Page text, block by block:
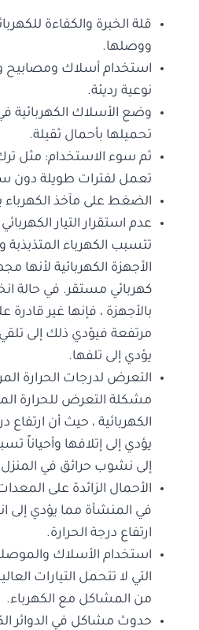
قلة الخبرة والكفاءة
ووصلها.
استخدام أسلاك ومصابيح
نوعية رديئة.
وضع الأسلاك الكهربائية
تحميلها بأحمال ثقيلة.
ثم سوء الاستخدام: مثل ترك
تعمل لفترات طويلة دون
الضغط على مآخذ
عدم استقرار التيار
تتسبب الكهرباء
الأجهزة الكهربائية لأنها
كهربائي مستقر. في حالة
بالأجهزة ، فإنها غير قادرة
مرتفعة فيؤدي ذلك إلى
يؤدي إلى تلفها.
التعرض لدرجات الحرارة
مشكلة التعرض للحرارة
الكهربائية ، حيث أن ارتفاع
يؤدي إلى إتلافها وأحياناً
إلى نشوب حرائق في
الأحمال الزائدة على
في المنشأة مما يؤدي إلى
ارتفاع درجة الحرارة.
استخدام الأسلاك
التي لا تتحمل التيارات
من المشاكل مع الكهرباء.
حدوث مشاكل في الدوائر